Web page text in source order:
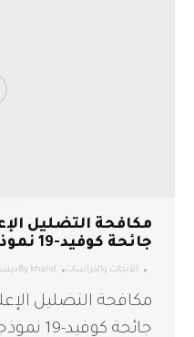
مكافحة التضليل
جائحة كوفيد-19 نموذجاً
الأبحاث والدراسات By khalid ديسمبر
مكافحة التضليل
جائحة